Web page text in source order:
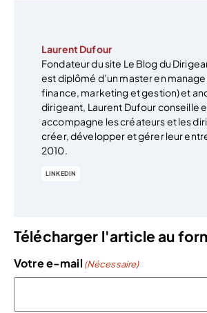
Laurent Dufour
Fondateur du site Le Blog du
est diplômé d’un master en
finance, marketing et gestion) et
dirigeant, Laurent Dufour conseille
accompagne les créateurs et les
créer, développer et gérer leur
2010.
LINKEDIN
Télécharger l'article au
Votre e-mail (Nécessaire)